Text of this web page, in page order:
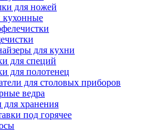
для ножей
для кухни
для специй
для полотенец
для столовых приборов
ведра
для хранения
под горячее